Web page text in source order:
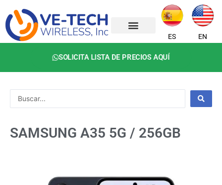
contenido
ES
EN
SOLICITA LISTA DE PRECIOS AQUÍ
Search
SAMSUNG A35 5G / 256GB